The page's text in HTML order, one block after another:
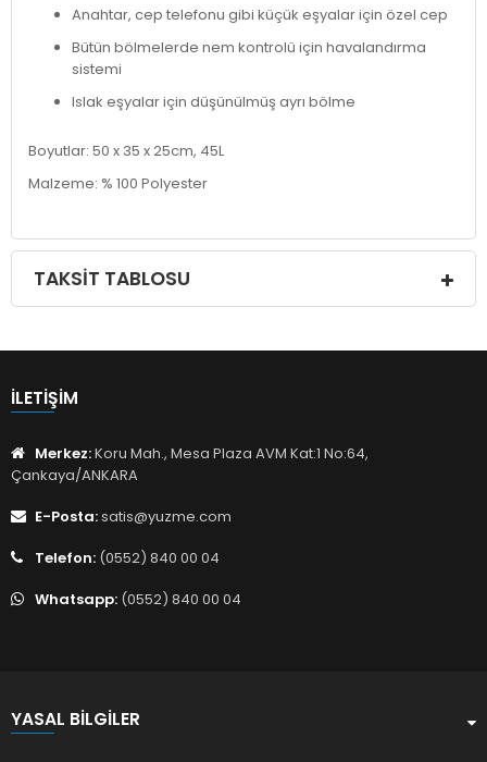
Anahtar, cep telefonu gibi küçük eşyalar için özel cep
Bütün bölmelerde nem kontrolü için havalandırma
sistemi
Islak eşyalar için düşünülmüş ayrı bölme
Boyutlar: 50 x 35 x 25cm, 45L
Malzeme: % 100 Polyester
TAKSIT TABLOSU
İLETIŞIM
Merkez:Koru Mah., Mesa Plaza AVM Kat:1 No:64,
Çankaya/ANKARA
E-Posta:satis@yuzme.com
Telefon: (0552) 840 00 04
Whatsapp: (0552) 840 00 04
YASAL BILGILER